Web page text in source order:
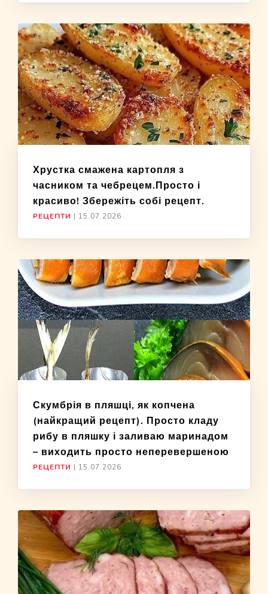
Хрустка смажена картопля з
часником та чебрецем.Просто і
красиво! Збережіть собі рецепт.
РЕЦЕПТИ | 15.07.2026
Скумбрія в пляшці, як копчена
(найкращий рецепт). Просто кладу
рибу в пляшку і заливаю маринадом
– виходить просто неперевершеною
РЕЦЕПТИ | 15.07.2026